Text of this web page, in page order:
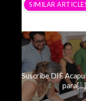
SIMILAR
Suscribe DIF
para[...]